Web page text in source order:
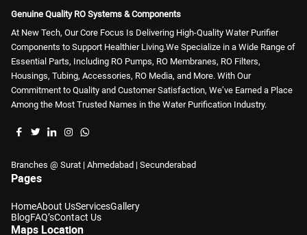
Genuine Quality RO Systems & Components
At New Tech, Our Core Focus Is Delivering High-Quality Water Purifier
Components to Support Healthier Living.We Specialize in a Wide Range of
Essential Parts, Including RO Pumps, RO Membranes, RO Filters,
Housings, Tubing, Accessories, RO Media, and More. With Our
Commitment to Quality and Customer Satisfaction, We’ve Earned a Place
Among the Most Trusted Names in the Water Purification Industry.
Branches @ Surat | Ahmedabad | Secunderabad
Pages
HomeAbout UsServicesGallery
BlogFAQ’sContact Us
Maps Location